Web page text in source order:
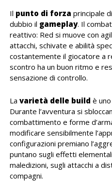
Il punto di forza principale
dubbio il gameplay. Il
reattivo: Red si muove con
attacchi, schivate e abilità
costantemente il giocatore a
scontro ha un buon ritmo e
sensazione di controllo.
La varietà delle build è
Durante l’avventura si
combattimento e forme
modificare sensibilmente
configurazioni premiano
puntano sugli effetti
maledizioni, sugli attacchi a
compagni.